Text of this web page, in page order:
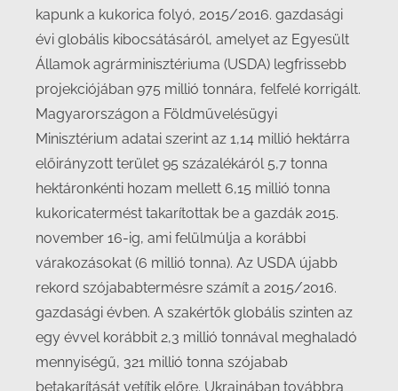
kapunk a kukorica folyó, 2015/2016. gazdasági
évi globális kibocsátásáról, amelyet az Egyesült
Államok agrárminisztériuma (USDA) legfrissebb
projekciójában 975 millió tonnára, felfelé korrigált.
Magyarországon a Földművelésügyi
Minisztérium adatai szerint az 1,14 millió hektárra
előirányzott terület 95 százalékáról 5,7 tonna
hektáronkénti hozam mellett 6,15 millió tonna
kukoricatermést takarítottak be a gazdák 2015.
november 16-ig, ami felülmúlja a korábbi
várakozásokat (6 millió tonna). Az USDA újabb
rekord szójababtermésre számít a 2015/2016.
gazdasági évben. A szakértők globális szinten az
egy évvel korábbit 2,3 millió tonnával meghaladó
mennyiségű, 321 millió tonna szójabab
betakarítását vetítik előre. Ukrajnában továbbra